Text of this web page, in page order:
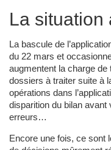
La situation
La bascule de
du 22 mars et
augmentent la charge
dossiers à traiter suite à
opérations dans
disparition du bilan avant
erreurs…
Encore une fois, ce sont